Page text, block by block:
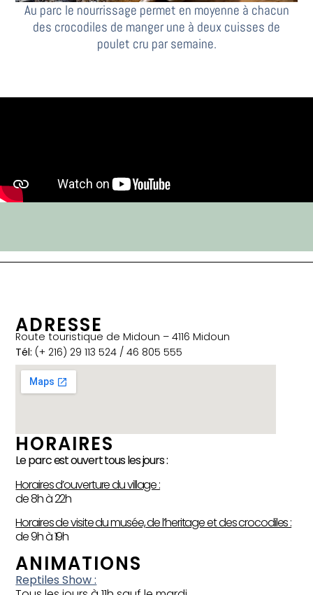
Au parc le nourrissage permet en moyenne à chacun
des crocodiles de manger une à deux cuisses de
poulet cru par semaine.
ADRESSE
Route touristique de Midoun – 4116 Midoun
Tél: (+ 216) 29 113 524 / 46 805 555
HORAIRES
Le parc est ouvert tous les jours :
Horaires d’ouverture du village :
de 8h à 22h
Horaires de visite du musée, de l’heritage et des crocodiles :
de 9h à 19h
ANIMATIONS
Reptiles Show :